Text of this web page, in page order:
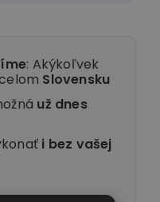
: Akýkoľvek
Slovensku
už dnes
i bez vašej